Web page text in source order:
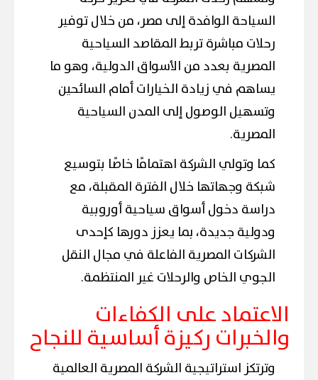
السياحة الوافدة إلى مصر، من خلال توفير
رحلات مباشرة تربط المقاصد السياحية
المصرية بعدد من الأسواق الدولية، وهو ما
يساهم في زيادة الخيارات أمام السائحين
وتسهيل الوصول إلى المدن السياحية
المصرية.
كما وتولي الشركة اهتمامًا خاصًا بتوسيع
شبكة وجهاتها خلال الفترة المقبلة، مع
دراسة دخول أسواق سياحية أوروبية
ودولية جديدة، بما يعزز دورها كإحدى
الشركات المصرية الفاعلة في مجال النقل
الجوي الخاص والرحلات غير المنتظمة.
الاعتماد على الكفاءات
والخبرات ركيزة أساسية للنجاح
وترتكز استراتيجية الشركة المصرية العالمية